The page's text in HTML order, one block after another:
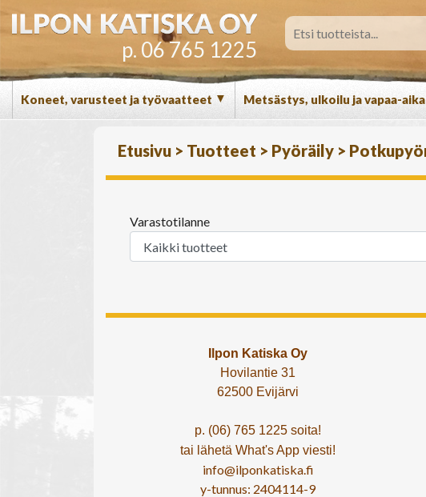
p. 06 765 1225
Koneet, varusteet ja työvaatteet ▼ Metsästys, ulkoilu ja vapaa-aika
Etusivu > Tuotteet > Pyöräily >
Varastotilanne
Ilpon Katiska Oy
Hovilantie 31
62500 Evijärvi
p. (06) 765 1225 soita!
tai lähetä What's App viesti!
info@ilponkatiska.fi
y-tunnus: 2404114-9